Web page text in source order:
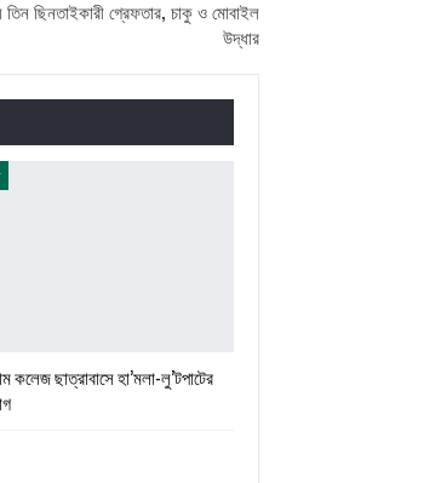
তিন ছিনতাইকারী গ্রেফতার, চাকু ও মোবাইল
উদ্ধার
কলেজ ছাত্রাবাসে হা’মলা-লু’টপাটের